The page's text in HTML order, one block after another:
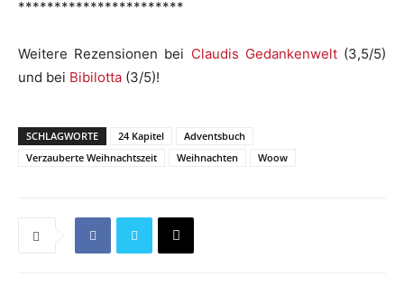
***********************
Weitere Rezensionen bei Claudis Gedankenwelt(3,5/5)
und bei Bibilotta (3/5)!
SCHLAGWORTE 24 Kapitel
Adventsbuch
Verzauberte Weihnachtszeit
Weihnachten Woow